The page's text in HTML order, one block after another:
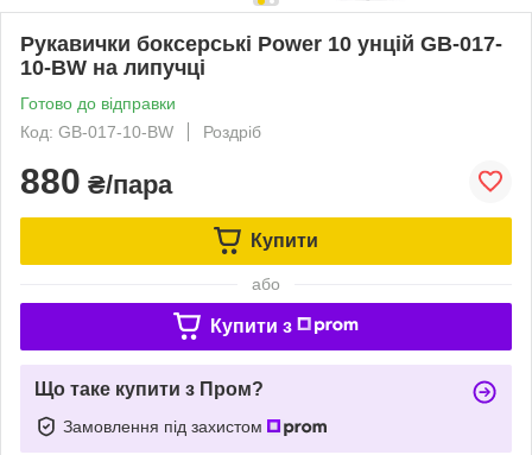
Рукавички боксерські Power 10 унцій GB-017-
10-BW на липучці
Готово до відправки
Код: GB-017-10-BW
Роздріб
880 ₴/пара
Купити
або
Купити з
Що таке купити з Пром?
Замовлення під захистом